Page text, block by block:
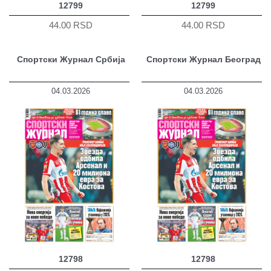
12799
44.00 RSD
12799
44.00 RSD
Спортски Журнал Србија
04.03.2026
12798
Спортски Журнал Београд
04.03.2026
12798